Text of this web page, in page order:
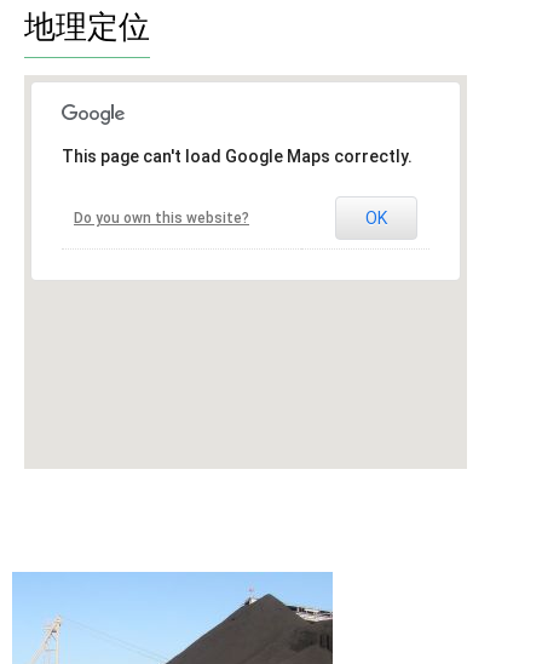
地理定位
This page can't load Google Maps correctly.
Do you own this website? OK